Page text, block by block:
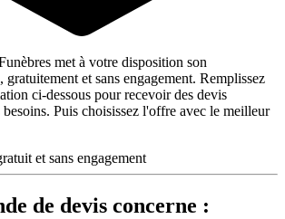
met à votre disposition son
et sans engagement. Remplissez
ci-dessous pour recevoir des devis
Puis choisissez l'offre avec le meilleur
et sans engagement
de devis concerne :